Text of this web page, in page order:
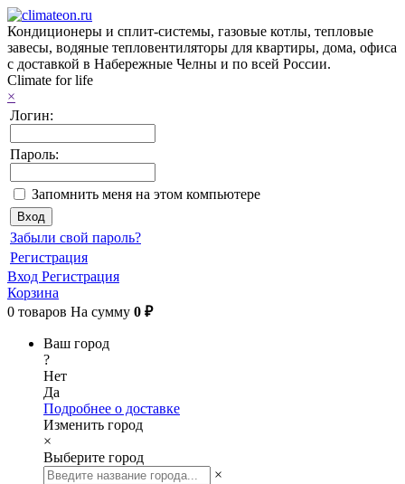
Кондиционеры и сплит-системы, газовые котлы, тепловые
завесы, водяные тепловентиляторы для квартиры, дома, офиса
с доставкой в Набережные Челны и по всей России.
Climate for life
×
Логин:
Пароль:
Запомнить меня на этом компьютере
Забыли свой пароль?
Регистрация
Вход Регистрация
Корзина
0 товаров На сумму 0 ₽
Ваш город
?
Нет
Да
Подробнее о доставке
Изменить город
×
Выберите город
×